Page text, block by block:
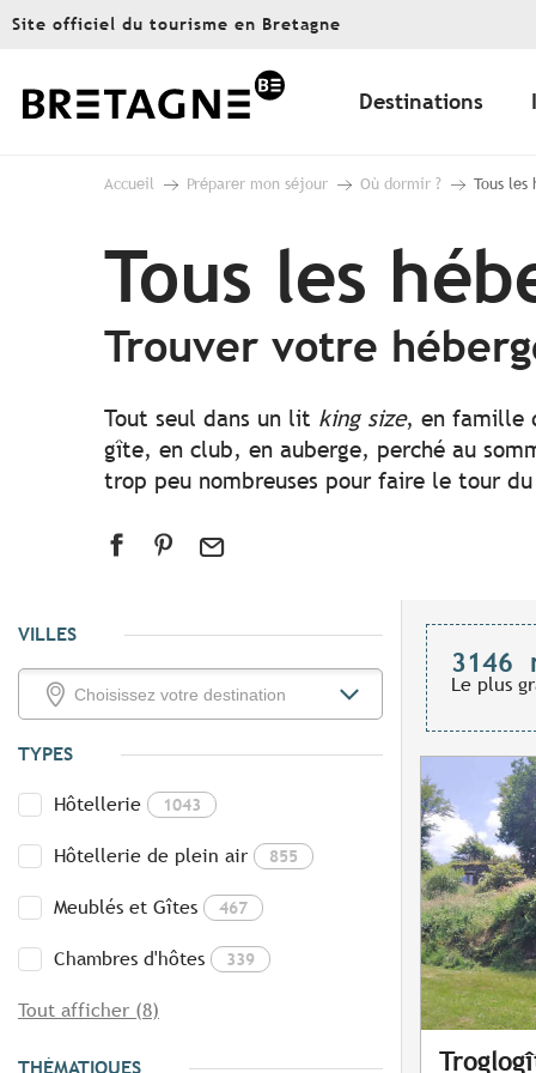
Aller
principal
Site officiel du tourisme en Bretagne
Destinations
Accueil Préparer mon séjour Où dormir ? Tous les
Tous les
Trouver votre
Tout seul dans un lit king size, en famille
gîte, en club, en auberge, perché au
trop peu nombreuses pour faire le tour
VILLES
TYPES
Hôtellerie 1043
Hôtellerie de plein air 855
Meublés et Gîtes 467
Chambres d'hôtes 339
Tout afficher (8)
THÉMATIQUES
3146
Le plus